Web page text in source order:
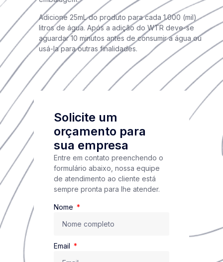
Adicione 25mL do produto para cada 1.000 (mil)
litros de água. Após a adição do WTR deve-se
aguardar 10 minutos antes de consumir a água ou
usá-la para outras finalidades.
Solicite um
orçamento para
sua empresa
Entre em contato preenchendo o
formulário abaixo, nossa equipe
de atendimento ao cliente está
sempre pronta para lhe atender.
Nome
Email